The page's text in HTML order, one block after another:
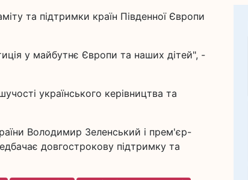
та підтримки країн Південної Європи
у майбутнє Європи та наших дітей", -
українського керівництва та
Володимир Зеленський і прем'єр-
довгострокову підтримку та